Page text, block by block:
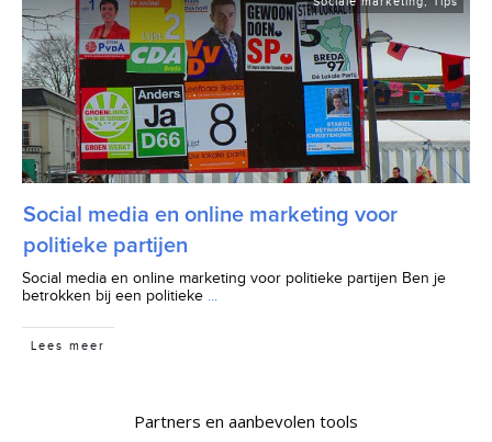
Social media en online marketing voor
politieke partijen
Social media en online marketing voor politieke partijen Ben je
betrokken bij een politieke
Lees meer
Partners en aanbevolen tools